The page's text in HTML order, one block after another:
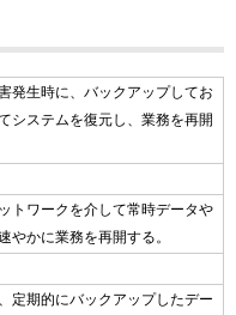
発生時に、バックアップしてお
システムを復元し、業務を再開
トワークを介して常時データや
やかに業務を再開する。
定期的にバックアップしたデー